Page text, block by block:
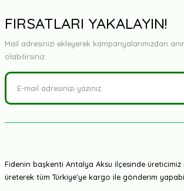
FIRSATLARI YAKALAYIN!
Mail adresinizi ekleyerek kampanyalarımızdan
olabilirsiniz.
Fidenin başkenti Antalya Aksu ilçesinde
üreterek tüm Türkiye'ye kargo ile gönderim